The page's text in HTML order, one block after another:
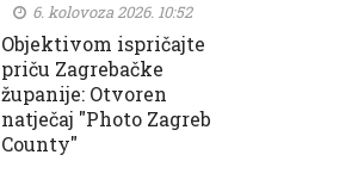
6. kolovoza 2026. 10:52
Objektivom ispričajte
priču Zagrebačke
županije: Otvoren
natječaj "Photo Zagreb
County"